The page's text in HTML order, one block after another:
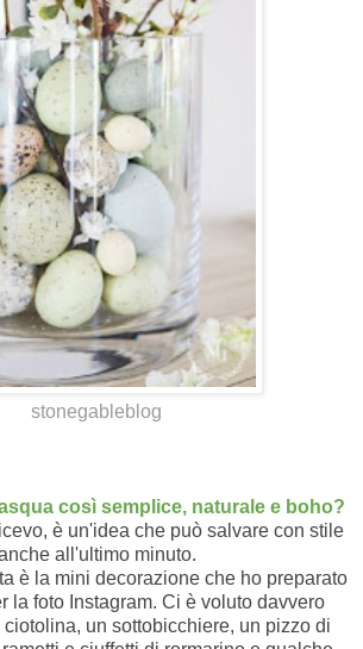
stonegableblog
così semplice, naturale e boho?
è un'idea che può salvare con stile
all'ultimo minuto.
è la mini decorazione che ho preparato
la foto Instagram. Ci è voluto davvero
un sottobicchiere, un pizzo di